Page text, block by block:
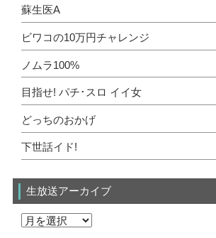
蘇生医A
ビワコの10万円チャレンジ
ノムラ100%
目指せ! パチ･スロ イイ女
どっちのおかげ
下世話イド!
生放送アーカイブ